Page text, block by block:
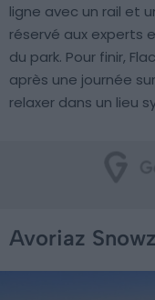
ligne avec un rail et
réservé aux experts
du park. Pour finir,
après une journée
relaxer dans un lieu
Avoriaz